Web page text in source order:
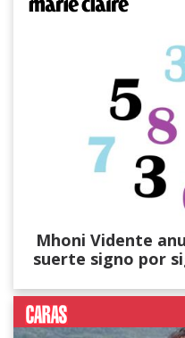
Mhoni Vidente
suerte signo por